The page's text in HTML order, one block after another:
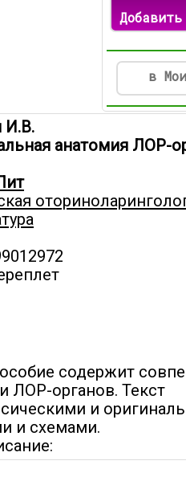
в
И.В.
анатомия ЛОР-
содержит
ЛОР-органов. Текст
и
и схемами.